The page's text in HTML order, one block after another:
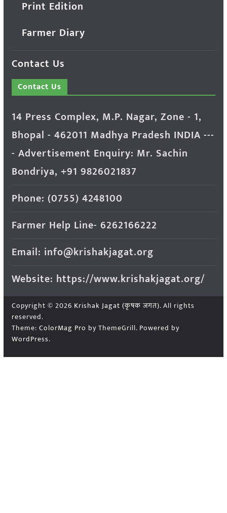
Print Edition
Farmer Diary
Contact Us
Contact Us
14 Press Complex, M.P. Nagar, Zone - 1,
Bhopal - 462011 Madhya Pradesh INDIA ---
- Advertisement Enquiry: Mr. Sachin
Bondriya, +91 9826021837
Phone: (0755) 4248100
Farmer Help Line- 6262166222
Email: info@krishakjagat.org
Website: https://www.krishakjagat.org/
Copyright © 2026 Krishak Jagat (कृषक जगत). All rights
reserved.
Theme: ColorMag Pro by ThemeGrill. Powered by
WordPress.